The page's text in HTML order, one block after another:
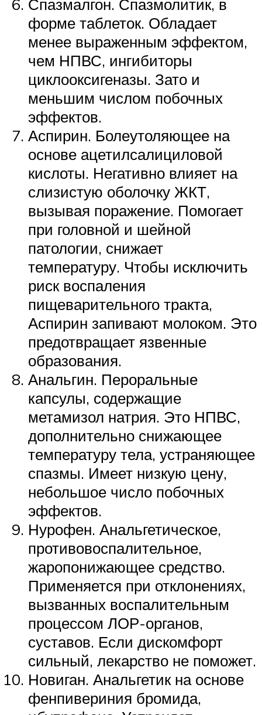
Спазмалгон. Спазмолитик, в
форме таблеток. Обладает
менее выраженным эффектом,
чем НПВС, ингибиторы
циклооксигеназы. Зато и
меньшим числом побочных
эффектов.
Аспирин. Болеутоляющее на
основе ацетилсалициловой
кислоты. Негативно влияет на
слизистую оболочку ЖКТ,
вызывая поражение. Помогает
при головной и шейной
патологии, снижает
температуру. Чтобы исключить
риск воспаления
пищеварительного тракта,
Аспирин запивают молоком. Это
предотвращает язвенные
образования.
Анальгин. Пероральные
капсулы, содержащие
метамизол натрия. Это НПВС,
дополнительно снижающее
температуру тела, устраняющее
спазмы. Имеет низкую цену,
небольшое число побочных
эффектов.
Нурофен. Анальгетическое,
противовоспалительное,
жаропонижающее средство.
Применяется при отклонениях,
вызванных воспалительным
процессом ЛОР-органов,
суставов. Если дискомфорт
сильный, лекарство не поможет.
Новиган. Анальгетик на основе
фенпивериния бромида,